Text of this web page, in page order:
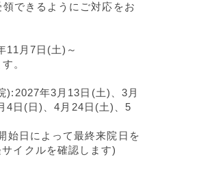
できるようにご対応をお
11月7日(土)～
。
):2027年3月13日(土)、3月
4日(日)、4月24日(土)、5
日によって最終来院日を
イクルを確認します)